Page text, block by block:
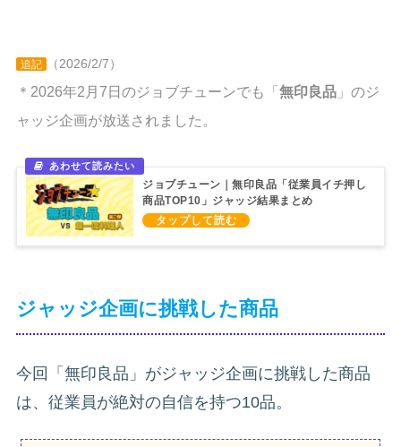
追記 （2026/2/7）
＊2026年2月7日のジョブチューンでも「 無印良品 」のジ
ャッジ企画が放送されました。
ジョブチューン｜無印良品「従業員イチ押し
商品TOP10」ジャッジ結果まとめ
（2026/2/7）
ジャッジ企画に挑戦した商品
今回「無印良品」がジャッジ企画に挑戦した商品
は、従業員が絶対の自信を持つ10品。